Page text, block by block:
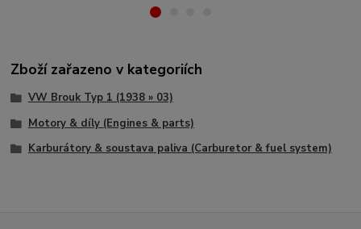
Zboží zařazeno v kategoriích
VW Brouk Typ 1 (1938 » 03)
Motory & díly (Engines & parts)
Karburátory & soustava paliva (Carburetor & fuel system)